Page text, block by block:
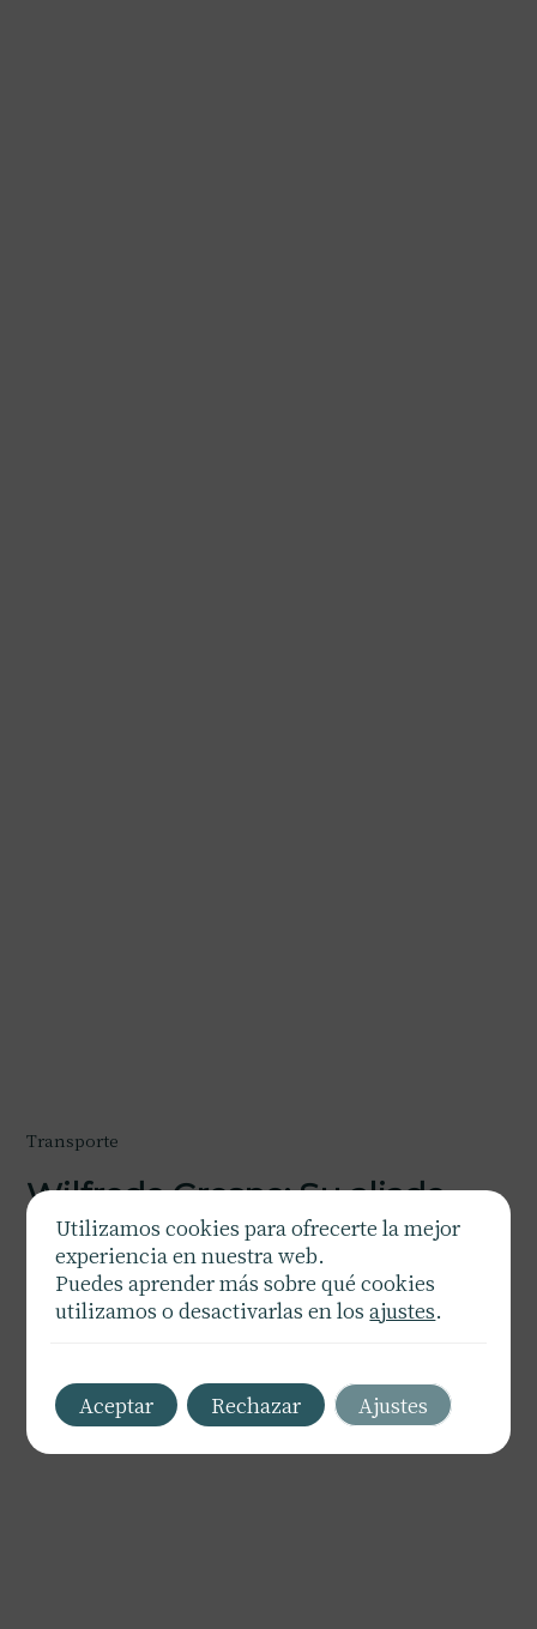
Transporte
Wilfredo Crespo: Su aliado
confiable en soluciones de
transporte eficientes
Más info Contáctenos
Utilizamos cookies para ofrecerte la mejor
experiencia en nuestra web.
Puedes aprender más sobre qué cookies
utilizamos o desactivarlas en losajustes.
Aceptar Rechazar Ajustes